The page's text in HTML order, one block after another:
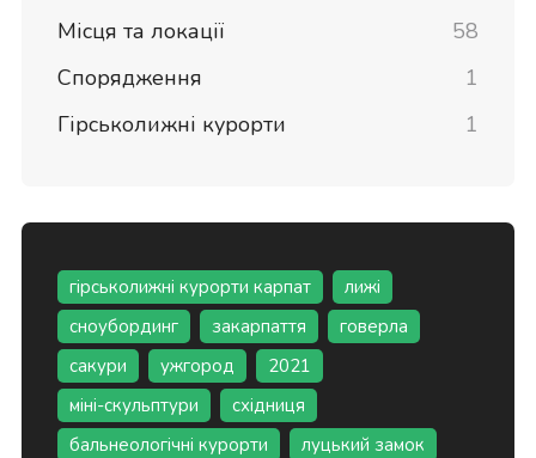
Місця та локації
58
Спорядження
1
Гірськолижні курорти
1
гірськолижні курорти карпат
лижі
сноубординг
закарпаття
говерла
сакури
ужгород
2021
міні-скульптури
східниця
бальнеологічні курорти
луцький замок